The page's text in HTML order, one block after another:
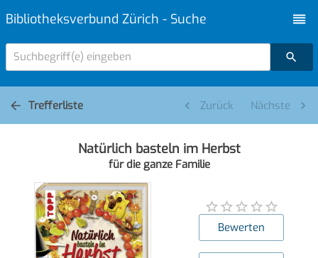
Bibliotheksverbund Zürich - Suche
Suchbegriff(e) eingeben
Trefferliste Zurück Nächste
Natürlich basteln im Herbst
für die ganze Familie
Bewerten